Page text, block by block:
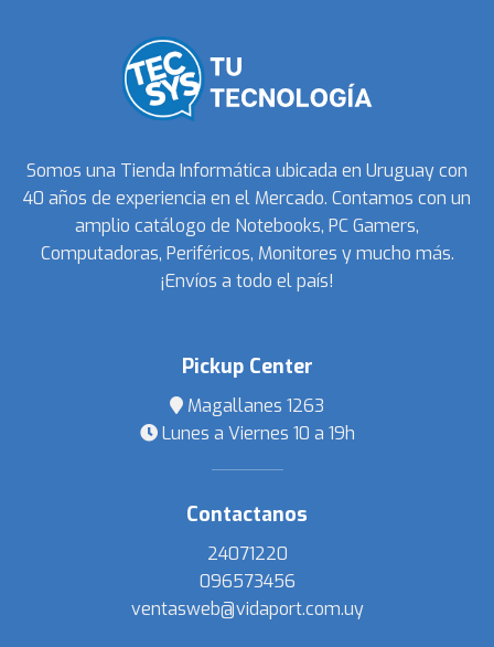
Somos una Tienda Informática ubicada en Uruguay con
40 años de experiencia en el Mercado. Contamos con un
amplio catálogo de Notebooks, PC Gamers,
Computadoras, Periféricos, Monitores y mucho más.
¡Envíos a todo el país!
Pickup Center
Magallanes 1263
Lunes a Viernes 10 a 19h
Contactanos
24071220
096573456
ventasweb@vidaport.com.uy